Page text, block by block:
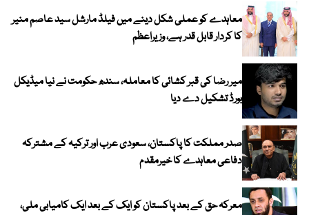
معاہدے کو عملی شکل دینے میں فیلڈ مارشل سید عاصم منیر
کا کردار قابل قدر ہے، وزیراعظم
میر رضا کی قبر کشائی کا معاملہ، سندھ حکومت نے نیا میڈیکل
بورڈ تشکیل دے دیا
صدر مملکت کا پاکستان، سعودی عرب اور ترکیہ کے مشترکہ
دفاعی معاہدے کا خیرمقدم
معرکہ حق کے بعد پاکستان کو ایک کے بعد ایک کامیابی ملی،